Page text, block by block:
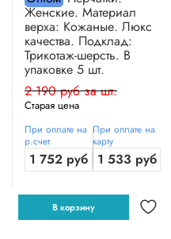
Женские. Материал
верха: Кожаные. Люкс
качества. Подклад:
Трикотаж-шерсть. В
упаковке 5 шт.
2 190 руб за шт.
Старая цена
При оплате на
р.счет
1 752 руб
При оплате на
карту
1 533 руб
В корзину